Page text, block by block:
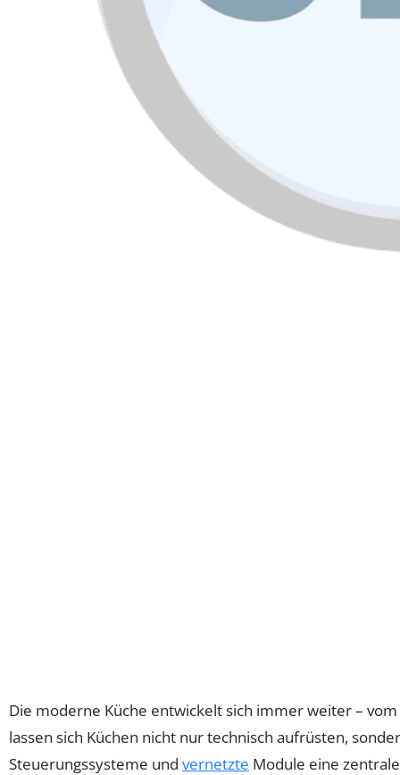
Die moderne Küche entwickelt sich immer weiter –
lassen sich Küchen nicht nur technisch aufrüsten,
Steuerungssysteme und vernetzte Module eine